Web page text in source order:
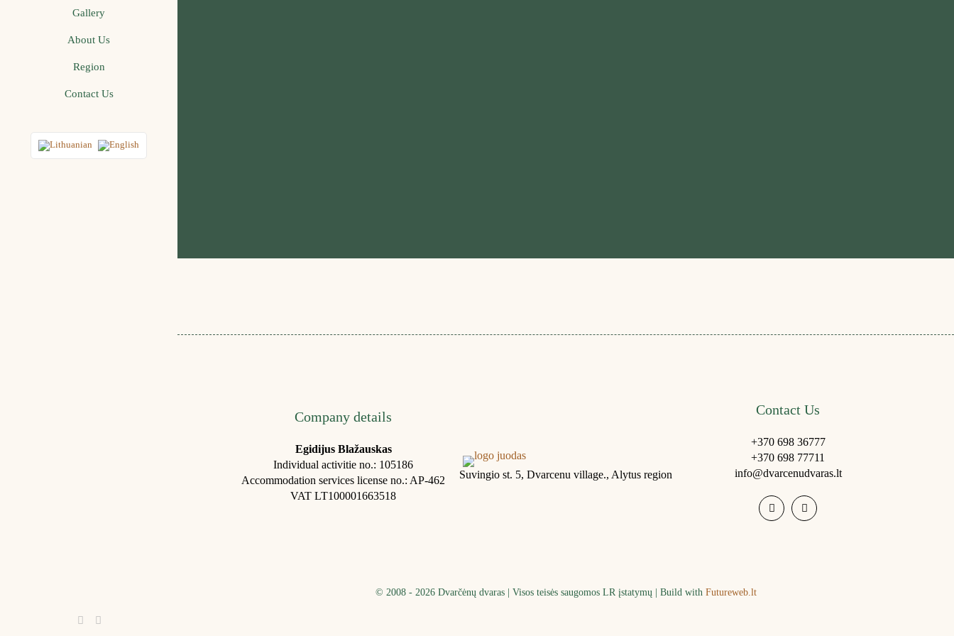
Gallery
About Us
Region
Contact Us
Company details
Egidijus Blažauskas
Individual activitie no.: 105186
Accommodation services license no.: AP-462
VAT LT100001663518
Suvingio st. 5, Dvarcenu village., Alytus region
Contact Us
+370 698 36777
+370 698 77711
info@dvarcenudvaras.lt
© 2008 - 2026 Dvarčėnų dvaras | Visos teisės saugomos LR įstatymų | Build with Futureweb.lt